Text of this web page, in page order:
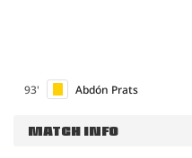
93' Abdón Prats
MATCH INFO